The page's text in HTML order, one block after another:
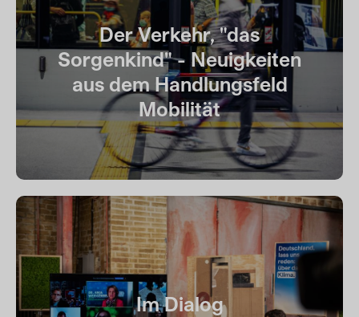
Der Verkehr, "das
Sorgenkind" - Neuigkeiten
aus dem Handlungsfeld
Mobilität
Im Dialog